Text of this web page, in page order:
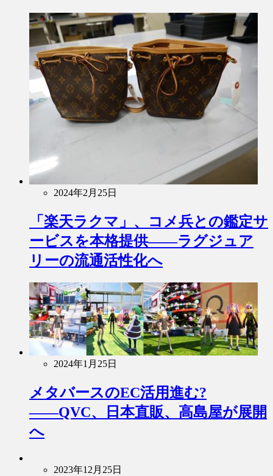
2024年2月25日
「楽天ラクマ」、コメ兵との鑑定サ
ービスを本格提供――ラグジュア
リーの流通活性化へ
2024年1月25日
メタバースのEC活用進む?
――QVC、日本直販、高島屋が展開
へ
2023年12月25日